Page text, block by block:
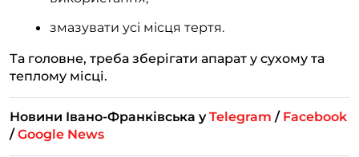
змазувати усі місця тертя.
Та головне, треба зберігати апарат у сухому та
теплому місці.
Новини Івано-Франківська уTelegram / Facebook
/Google News